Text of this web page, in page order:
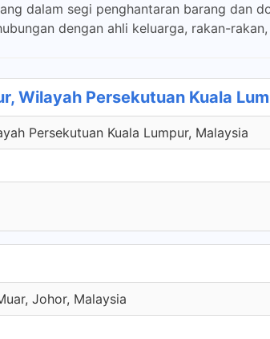
dalam segi penghantaran barang dan
dengan ahli keluarga, rakan-
Wilayah Persekutuan Kuala
Persekutuan Kuala Lumpur, Malaysia
Johor, Malaysia